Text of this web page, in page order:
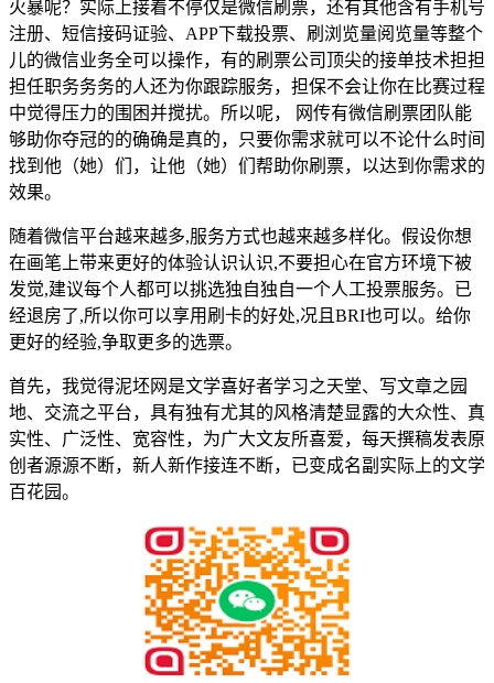
火暴呢？实际上接着不停仅是微信刷票，还有其他含有手机号
注册、短信接码证验、APP下载投票、刷浏览量阅览量等整个
儿的微信业务全可以操作，有的刷票公司顶尖的接单技术担担
担任职务务务的人还为你跟踪服务，担保不会让你在比赛过程
中觉得压力的围困并搅扰。所以呢， 网传有微信刷票团队能
够助你夺冠的的确确是真的，只要你需求就可以不论什么时间
找到他（她）们，让他（她）们帮助你刷票，以达到你需求的
效果。
随着微信平台越来越多,服务方式也越来越多样化。假设你想
在画笔上带来更好的体验认识认识,不要担心在官方环境下被
发觉,建议每个人都可以挑选独自独自一个人工投票服务。已
经退房了,所以你可以享用刷卡的好处,况且BRI也可以。给你
更好的经验,争取更多的选票。
首先，我觉得泥坯网是文学喜好者学习之天堂、写文章之园
地、交流之平台，具有独有尤其的风格清楚显露的大众性、真
实性、广泛性、宽容性，为广大文友所喜爱，每天撰稿发表原
创者源源不断，新人新作接连不断，已变成名副实际上的文学
百花园。